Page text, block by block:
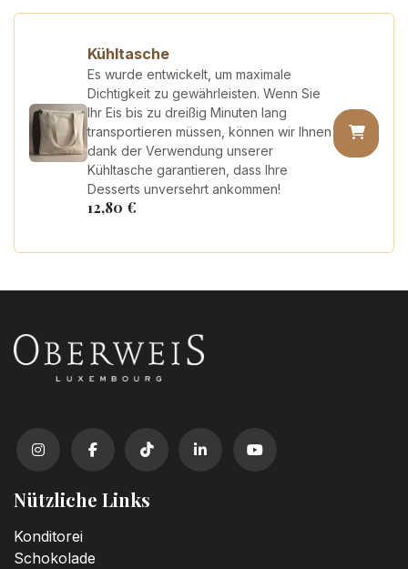
Kühltasche
Es wurde entwickelt, um maximale
Dichtigkeit zu gewährleisten. Wenn Sie
Ihr Eis bis zu dreißig Minuten lang
transportieren müssen, können wir Ihnen
dank der Verwendung unserer
Kühltasche garantieren, dass Ihre
Desserts unversehrt ankommen!
12,80 €
Nützliche Links
Konditorei
Schokolade